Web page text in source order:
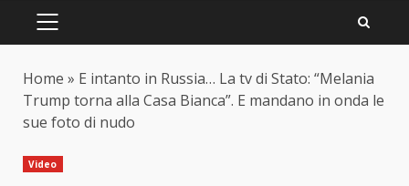
PRIMARY
Home » E intanto in Russia… La tv di Stato: “Melania
Trump torna alla Casa Bianca”. E mandano in onda le
sue foto di nudo
Video